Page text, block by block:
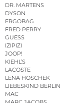
DR. MARTENS
DYSON
ERGOBAG
FRED PERRY
GUESS
IZIPIZI
JOOP!
KIEHL’S
LACOSTE
LENA HOSCHEK
LIEBESKIND BERLIN
MAC